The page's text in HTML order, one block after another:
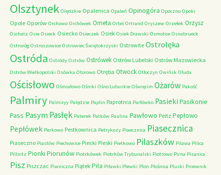
Olsztynek Olędzkie Opalenica Opaleń Opinogóra Opoczno Opoki
Opole Oporów Orchowo Orchówek Orneta Ortel Ortrand Oryszew Orzełek Orzysz
Oschatz Osie Osieck Osiecko Osieczek Osiek Osiek Drawski Osmolice Osnabrueck
Ostroróg Ostroszowice Ostrowiec Świętokrzyski Ostrowite Ostrołęka
Ostróda Ostródy Ostrów Ostrówek Ostrów Lubelski Ostrów Mazowiecka
Ostrów Wielkopolski Osówka Otorowo Otręba Otwock Otłoczyn Owińsk Ołuda
Ościsłowo Ośmiałowo Ośniki Ośno Lubuskie Oświęcim Ożarów Pakość
Palmiry Palmiryy Palędzie Paplin Paprotnia Parłówko Pasieki Pasikonie
Pass PasymPasłęk Paterek Patków Paulina Pawłowo Peitz Pepłowo
Pepłówek Perkowo Pestkownica Petrykozy Piaecznica Piasecznica
Piaseczno Piastów Piechowice Piecki Pieski Pietkowo Pilaszków Pilawa Pilica
Pillnitz Pionki Piorunów Piotrkówek Piotrków Trybunalski Piotrowo Pirna Pisanica
Pisz Piszczac Piwniczna Piątek Piła Piławki Plewki Plon Plośnica Pluski Pniewnik